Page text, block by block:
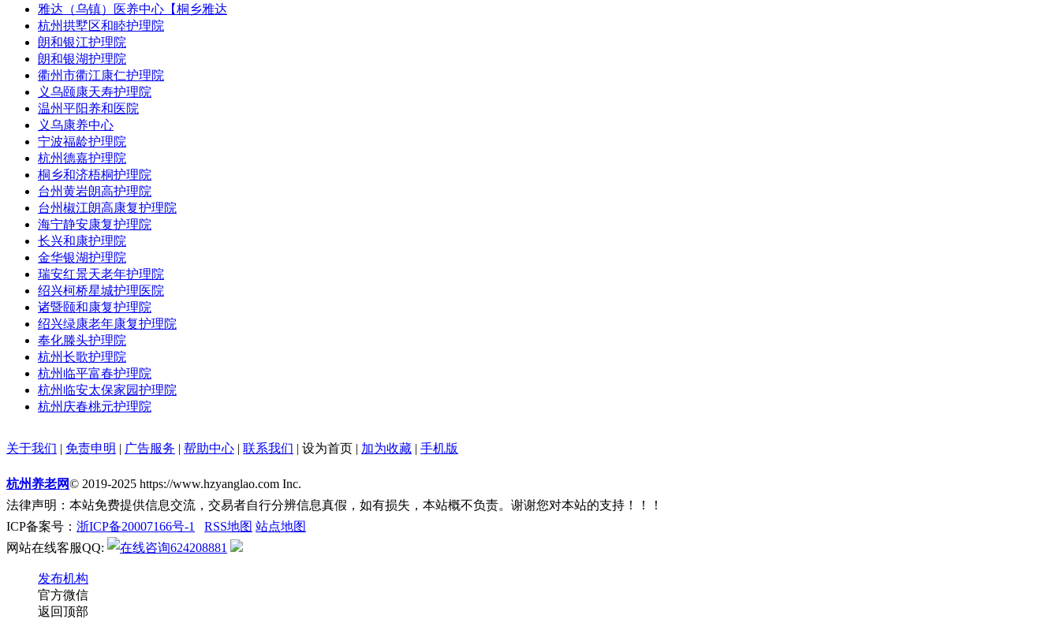
雅达（乌镇）医养中心【桐乡雅达
杭州拱墅区和睦护理院
朗和银江护理院
朗和银湖护理院
衢州市衢江康仁护理院
义乌颐康天寿护理院
温州平阳养和医院
义乌康养中心
宁波福龄护理院
杭州德嘉护理院
桐乡和济梧桐护理院
台州黄岩朗高护理院
台州椒江朗高康复护理院
海宁静安康复护理院
长兴和康护理院
金华银湖护理院
瑞安红景天老年护理院
绍兴柯桥星城护理医院
诸暨颐和康复护理院
绍兴绿康老年康复护理院
奉化滕头护理院
杭州长歌护理院
杭州临平富春护理院
杭州临安太保家园护理院
杭州庆春桃元护理院
关于我们 | 免责申明 | 广告服务 | 帮助中心 | 联系我们 | 设为首页 | 加为收藏 | 手机版
杭州养老网© 2019-2025 https://www.hzyanglao.com Inc.
法律声明：本站免费提供信息交流，交易者自行分辨信息真假，如有损失，本站概不负责。谢谢您对本站的支持！！！
ICP备案号： 浙ICP备20007166号-1 RSS地图 站点地图
网站在线客服QQ:
624208881
发布机构
官方微信
返回顶部